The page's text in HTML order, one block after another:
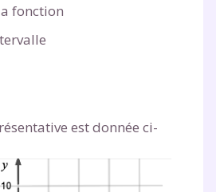
fonction
est donnée ci-